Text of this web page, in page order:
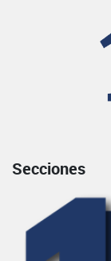
Secciones